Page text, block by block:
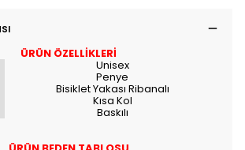
ÜRÜN ÖZELLİKLERİ
Unisex
Penye
Bisiklet Yakası Ribanalı
Kısa Kol
Baskılı